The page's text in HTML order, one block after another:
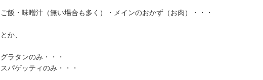
ご飯・味噌汁（無い場合も多く）・メインのおかず（お肉）・・・
とか、
グラタンのみ・・・
スパゲッティのみ・・・